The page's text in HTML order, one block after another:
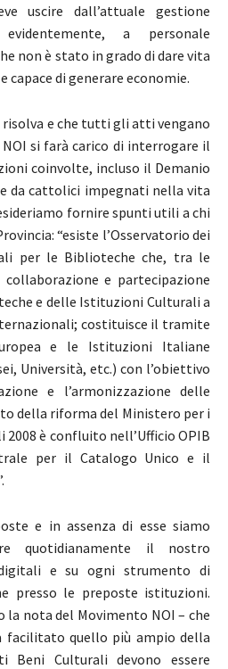
uscire dall’attuale gestione
a personale
non è stato in grado di dare vita
capace di generare economie.
risolva e che tutti gli atti vengano
si farà carico di interrogare il
coinvolte, incluso il Demanio
da cattolici impegnati nella vita
fornire spunti utili a chi
“esiste l’Osservatorio dei
per le Biblioteche che, tra le
e partecipazione
e delle Istituzioni Culturali a
costituisce il tramite
e le Istituzioni Italiane
Università, etc.) con l’obiettivo
e l’armonizzazione delle
della riforma del Ministero per i
è confluito nell’Ufficio OPIB
per il Catalogo Unico e il
e in assenza di esse siamo
quotidianamente il nostro
e su ogni strumento di
presso le preposte istituzioni.
la nota del Movimento NOI – che
facilitato quello più ampio della
Beni Culturali devono essere